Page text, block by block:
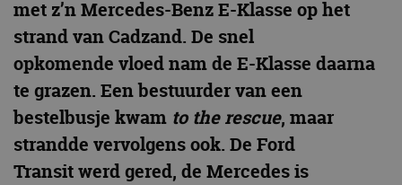
met z’n Mercedes-Benz E-Klasse op het
strand van Cadzand. De snel
opkomende vloed nam de E-Klasse daarna
te grazen. Een bestuurder van een
bestelbusje kwam to the rescue, maar
strandde vervolgens ook. De Ford
Transit werd gered, de Mercedes is